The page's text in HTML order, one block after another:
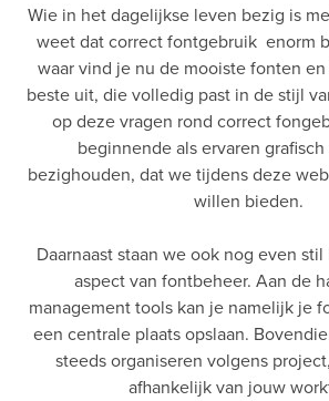
Wie in het dagelijkse leven bezig is
weet dat correct fontgebruik enorm
waar vind je nu de mooiste fonten
beste uit, die volledig past in de stijl
op deze vragen rond correct
beginnende als ervaren
bezighouden, dat we tijdens deze
willen bieden.
Daarnaast staan we ook nog even
aspect van fontbeheer. Aan de
management tools kan je namelijk je
een centrale plaats opslaan.
steeds organiseren volgens
afhankelijk van jouw